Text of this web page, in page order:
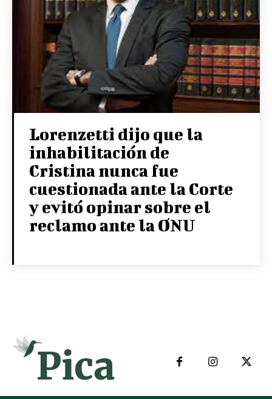
Lorenzetti dijo que la
inhabilitación de
Cristina nunca fue
cuestionada ante la Corte
y evitó opinar sobre el
reclamo ante la ONU